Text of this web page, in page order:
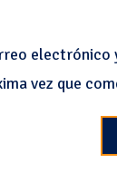
electrónico
vez que